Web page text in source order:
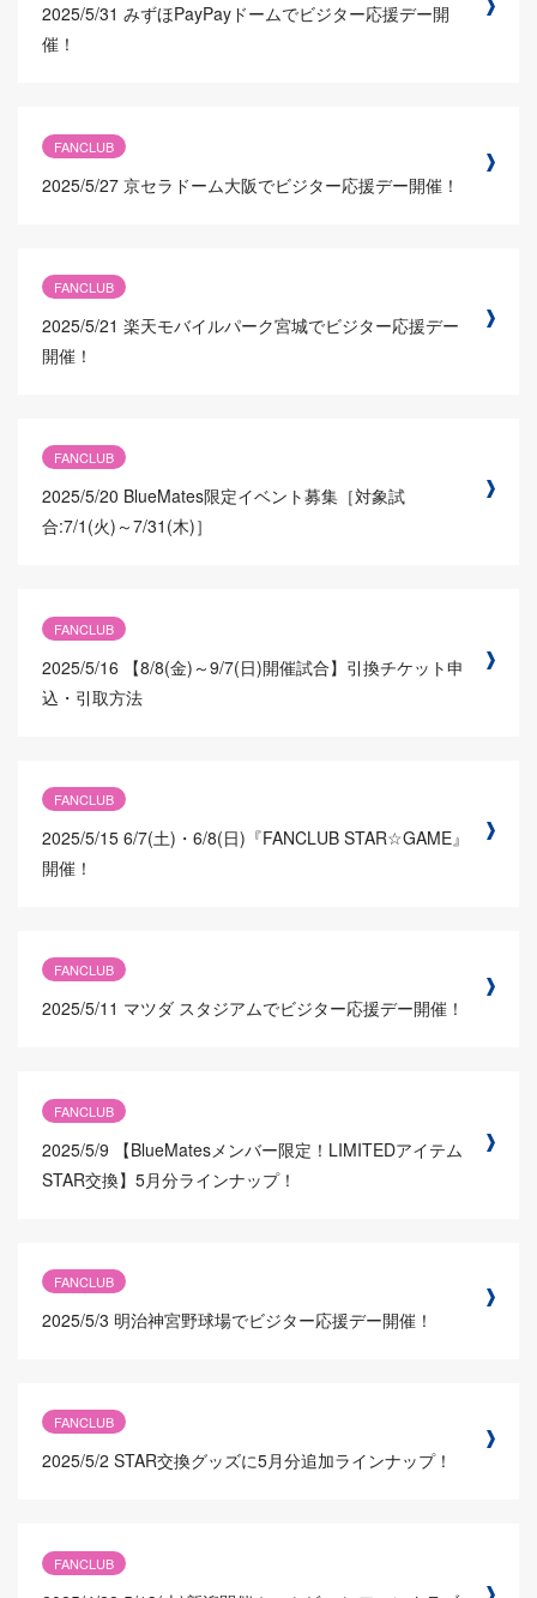
2025/5/31 みずほPayPayドームでビジター応援デー開
催！
FANCLUB
2025/5/27 京セラドーム大阪でビジター応援デー開催！
FANCLUB
2025/5/21 楽天モバイルパーク宮城でビジター応援デー
開催！
FANCLUB
2025/5/20 BlueMates限定イベント募集［対象試
合:7/1(火)～7/31(木)］
FANCLUB
2025/5/16
【8/8(金)～9/7(日)開催試合】引換チケット申
込・引取方法
FANCLUB
2025/5/15 6/7(土)・6/8(日)『FANCLUB STAR☆GAME』
開催！
FANCLUB
2025/5/11 マツダ スタジアムでビジター応援デー開催！
FANCLUB
2025/5/9
【BlueMatesメンバー限定！LIMITEDアイテム
STAR交換】5月分ラインナップ！
FANCLUB
2025/5/3 明治神宮野球場でビジター応援デー開催！
FANCLUB
2025/5/2 STAR交換グッズに5月分追加ラインナップ！
FANCLUB